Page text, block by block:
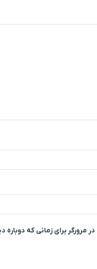
مرورگر برای زمانی که